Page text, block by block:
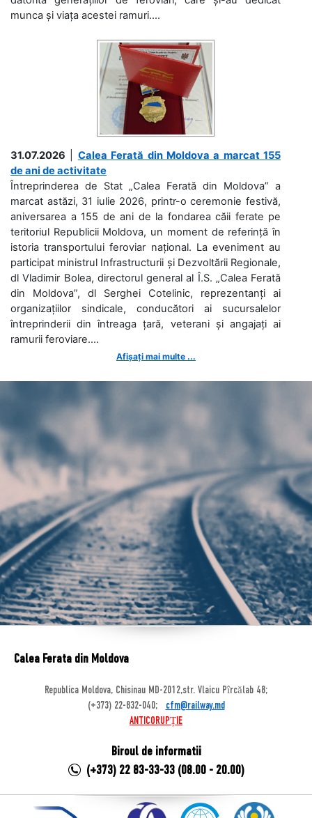
munca și viața acestei ramuri....
31.07.2026
Calea Ferată din Moldova a marcat 155
de ani de activitate
Întreprinderea de Stat „Calea Ferată din Moldova” a
marcat astăzi, 31 iulie 2026, printr-o ceremonie festivă,
aniversarea a 155 de ani de la fondarea căii ferate pe
teritoriul Republicii Moldova, un moment de referință în
istoria transportului feroviar național. La eveniment au
participat ministrul Infrastructurii și Dezvoltării Regionale,
dl Vladimir Bolea, directorul general al Î.S. „Calea Ferată
din Moldova”, dl Serghei Cotelinic, reprezentanți ai
organizațiilor sindicale, conducători ai sucursalelor
întreprinderii din întreaga țară, veterani și angajați ai
ramurii feroviare....
Afișați mai multe ...
Calea Ferata din Moldova
Republica Moldova, Chisinau MD-2012,str. Vlaicu Pîrcălab 48;
(+373) 22-832-040;
cfm@railway.md
ANTICORUPȚIE
Biroul de informatii
(+373) 22 83-33-33 (08.00 - 20.00)